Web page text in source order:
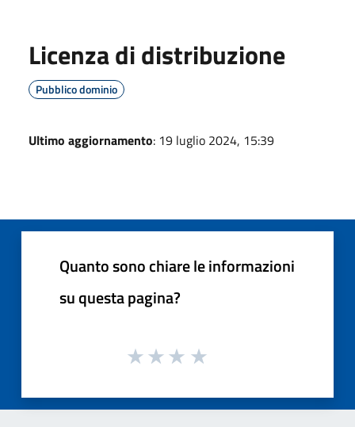
Licenza di distribuzione
Pubblico dominio
Ultimo aggiornamento: 19 luglio 2024, 15:39
Quanto sono chiare le informazioni
su questa pagina?